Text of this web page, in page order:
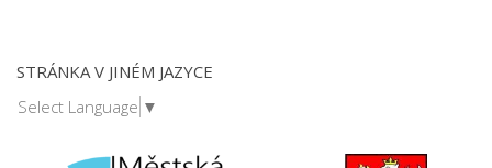
STRÁNKA V JINÉM JAZYCE
Select Language ▼